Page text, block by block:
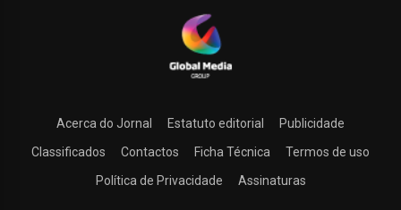
Acerca do Jornal Estatuto editorial
Publicidade
Classificados
Contactos Ficha Técnica
Termos de uso
Política de Privacidade
Assinaturas